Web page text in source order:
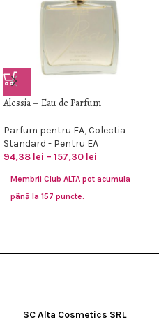
Alessia – Eau de Parfum
Parfum pentru EA,Colectia
Standard - Pentru EA
94,38 lei – 157,30 lei
Membrii Club ALTA pot acumula
până la 157 puncte.
SC Alta Cosmetics SRL